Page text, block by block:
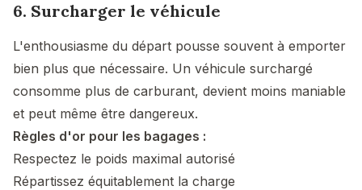
6. Surcharger le véhicule
L'enthousiasme du départ pousse souvent à emporter
bien plus que nécessaire. Un véhicule surchargé
consomme plus de carburant, devient moins maniable
et peut même être dangereux.
Règles d'or pour les bagages :
Respectez le poids maximal autorisé
Répartissez équitablement la charge